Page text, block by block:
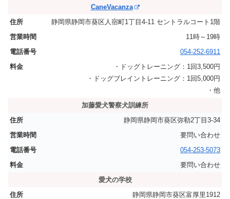
CaneVacanza
静岡県静岡市葵区人宿町1丁目4-11 セントラルコート1階
11時～19時
054-252-6911
・ドッグトレーニング：1回3,500円
・ドッグブレイントレーニング：1回5,000円
・他
加藤愛犬警察犬訓練所
静岡県静岡市葵区弥勒2丁目3-34
要問い合わせ
054-253-5073
要問い合わせ
愛犬の学校
静岡県静岡市葵区富厚里1912